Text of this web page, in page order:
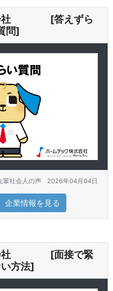
会社 [答えずら
問]
輩社会人の声 2026年04月04日
企業情報を見る
会社 [面接で緊
方法]